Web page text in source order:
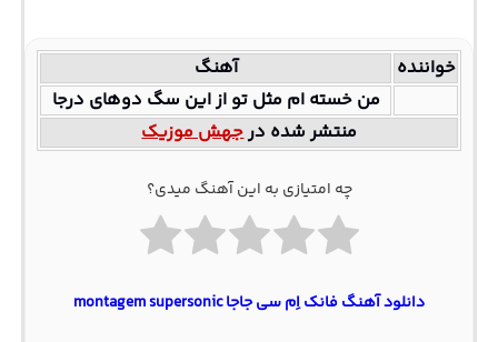
خواننده
آهنگ
من خسته ام مثل تو از این سگ دوهای درجا
منتشر شده درجهش موزیک
چه امتیازی به این آهنگ میدی؟
دانلود آهنگ فانک اِم سی جاجا montagem supersonic